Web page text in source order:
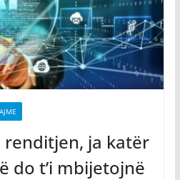
renditjen, ja katër
do t’i mbijetojnë